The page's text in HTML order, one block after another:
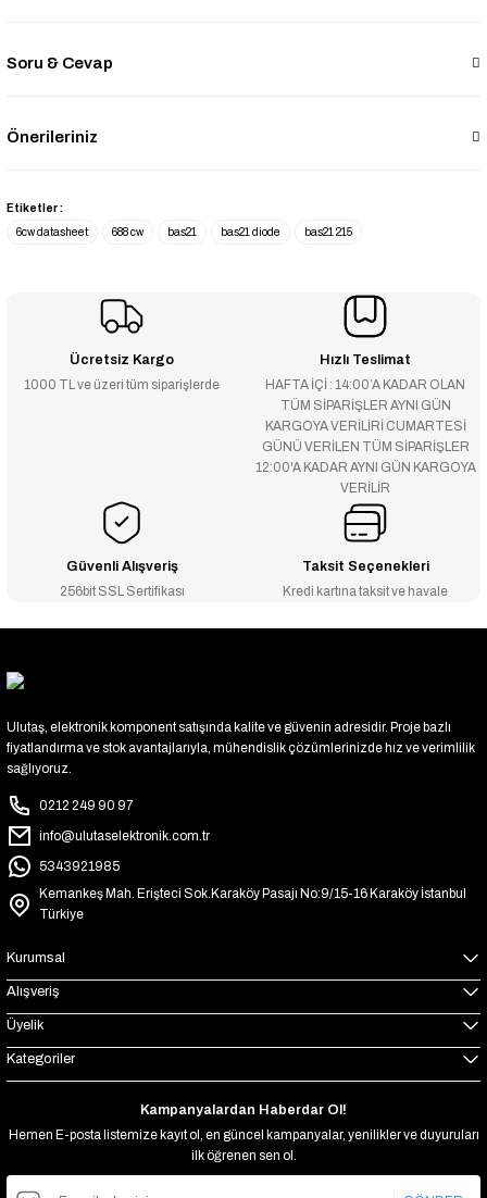
Soru & Cevap
Önerileriniz
Etiketler :
6cw datasheet
688 cw bas21 bas21 diode bas21 215
Ücretsiz Kargo
1000 TL ve üzeri tüm siparişlerde
Hızlı Teslimat
HAFTA İÇİ : 14:00’A KADAR OLAN
TÜM SİPARİŞLER AYNI GÜN
KARGOYA VERİLİRİ CUMARTESİ
GÜNÜ VERİLEN TÜM SİPARİŞLER
12:00'A KADAR AYNI GÜN KARGOYA
VERİLİR
Güvenli Alışveriş
256bit SSL Sertifikası
Taksit Seçenekleri
Kredi kartına taksit ve havale
Ulutaş, elektronik komponent satışında kalite ve güvenin adresidir. Proje bazlı
fiyatlandırma ve stok avantajlarıyla, mühendislik çözümlerinizde hız ve verimlilik
sağlıyoruz.
0212 249 90 97
info@ulutaselektronik.com.tr
5343921985
Kemankeş Mah. Erişteci Sok.Karaköy Pasajı No:9/15-16 Karaköy İstanbul
Türkiye
Kurumsal
Alışveriş
Üyelik
Kategoriler
Kampanyalardan Haberdar Ol!
Hemen E-posta listemize kayıt ol, en güncel kampanyalar, yenilikler ve duyuruları
ilk öğrenen sen ol.